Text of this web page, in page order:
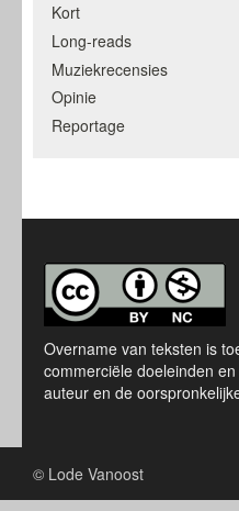
Kort
Long-reads
Muziekrecensies
Opinie
Reportage
Overname van teksten is
commerciële doeleinden
auteur en de
© Lode Vanoost